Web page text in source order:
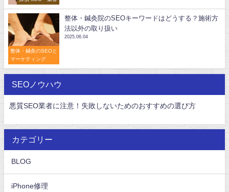
整体・鍼灸のSEOと
マーケティング
整体・鍼灸院のSEOキーワードはどうする？施術方
法以外の取り扱い
2025.06.04
SEOノウハウ
悪質SEO業者に注意！失敗しないためのおすすめの選び方
カテゴリー
BLOG
iPhone修理